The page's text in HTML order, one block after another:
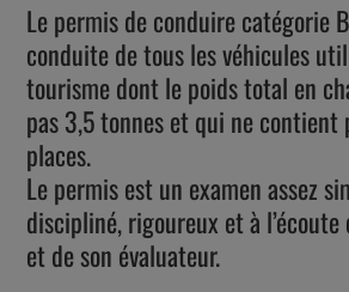
Le permis de conduire catégorie
conduite de tous les véhicules
tourisme dont le poids total en
pas 3,5 tonnes et qui ne contient
places.
Le permis est un examen assez
discipliné, rigoureux et à
et de son évaluateur.